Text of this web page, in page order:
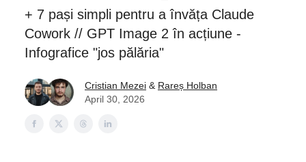
+ 7 pași simpli pentru a învăța Claude
Cowork // GPT Image 2 în acțiune -
Infografice "jos pălăria"
Cristian Mezei & Rareș Holban
April 30, 2026